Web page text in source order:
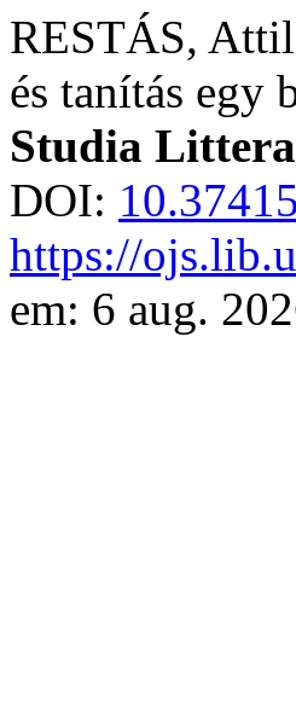
RESTÁS,
és tanítás egy
Studia
DOI:
https://
em: 6 aug.